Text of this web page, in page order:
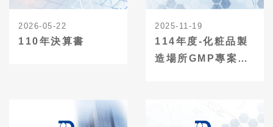
2026-05-22
110年決算書
2025-11-19
114年度-化粧品製
造場所GMP專案輔